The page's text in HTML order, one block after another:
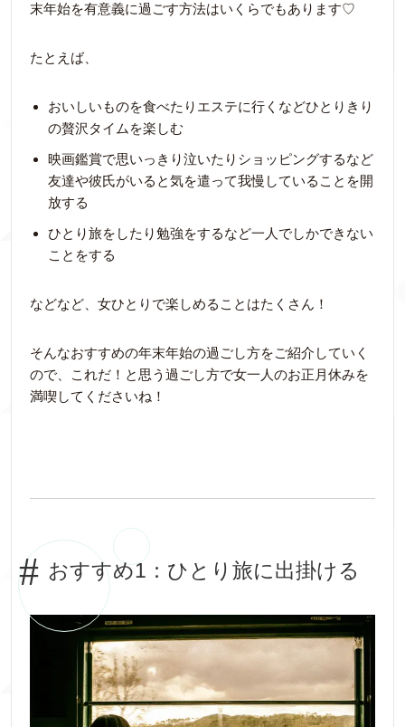
末年始を有意義に過ごす方法はいくらでもあります♡
たとえば、
おいしいものを食べたりエステに行くなどひとりきり
の贅沢タイムを楽しむ
映画鑑賞で思いっきり泣いたりショッピングするなど
友達や彼氏がいると気を遣って我慢していることを開
放する
ひとり旅をしたり勉強をするなど一人でしかできない
ことをする
などなど、女ひとりで楽しめることはたくさん！
そんなおすすめの年末年始の過ごし方をご紹介していく
ので、これだ！と思う過ごし方で女一人のお正月休みを
満喫してくださいね！
おすすめ1：ひとり旅に出掛ける